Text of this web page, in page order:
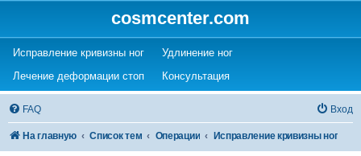
cosmcenter.com
Исправление кривизны ног(Opens a new tab)
Удлинение ног(Opens a new tab)
Лечение деформации стоп(Opens a new tab)
Консультация(Opens a new tab)
FAQ Вход
На главную Список тем Операции Исправление кривизны ног